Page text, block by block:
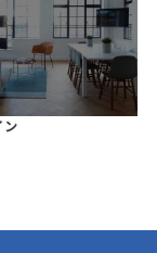
ン